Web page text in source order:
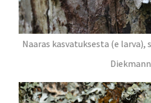
Naaras kasvatuksesta (e larva),
Diekmann